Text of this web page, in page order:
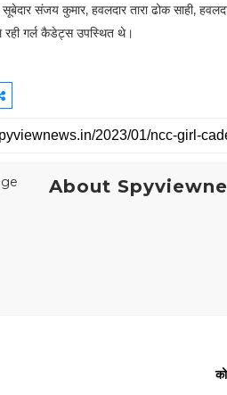
संजय कुमार, हवलदार तारा ढोक साही,
रही गर्ल कैडेट्स उपस्थित थे।
About